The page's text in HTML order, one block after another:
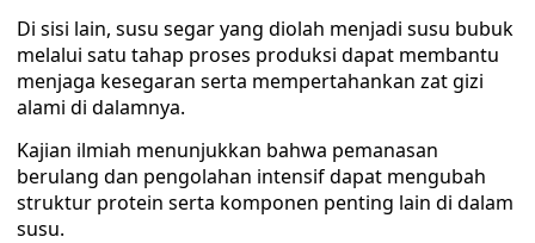
Di sisi lain, susu segar yang diolah menjadi susu bubuk
melalui satu tahap proses produksi dapat membantu
menjaga kesegaran serta mempertahankan zat gizi
alami di dalamnya.
Kajian ilmiah menunjukkan bahwa pemanasan
berulang dan pengolahan intensif dapat mengubah
struktur protein serta komponen penting lain di dalam
susu.